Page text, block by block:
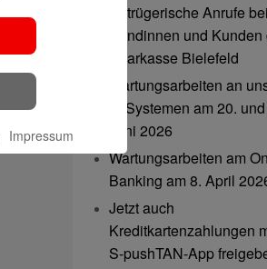
Betrügerische Anrufe bei
Kundinnen und
Sparkasse Bielefeld
Wartungsarbeiten an
IT-Systemen am 20.
Juni 2026
Wartungsarbeiten am
Banking am 8. April
Jetzt auch
Kreditkartenzahlungen
S-pushTAN-App
Impressum